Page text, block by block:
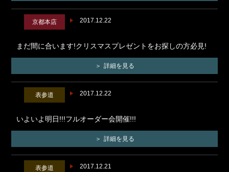
2017.12.22
京都本店
まだ間に合います!クリスマスプレゼントをお探しの方必見!
詳細を見る
2017.12.22
表参道
いよいよ明日!!!フルオーダー会開催!!!
詳細を見る
2017.12.21
表参道